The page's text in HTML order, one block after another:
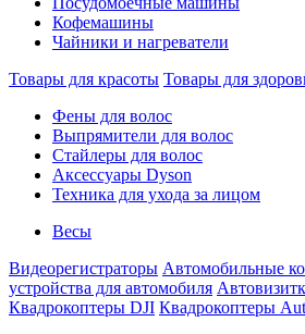
Кофемашины
Чайники и нагреватели
Товары для красоты Товары для
Фены для волос
Выпрямители для волос
Стайлеры для волос
Аксессуары Dyson
Техника для ухода за лицом
Весы
Видеорегистраторы Автомобильные
устройства для автомобиля
Квадрокоптеры DJI Квадрокоптеры